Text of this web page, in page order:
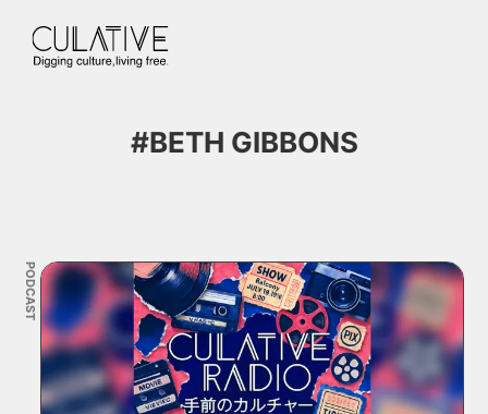
#BETH GIBBONS
PODCAST